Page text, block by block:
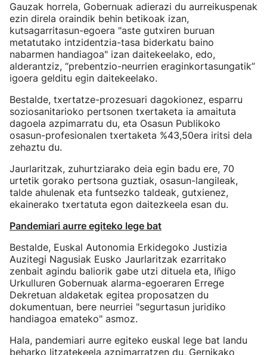
Gauzak horrela, Gobernuak adierazi du aurreikuspenak
ezin direla oraindik behin betikoak izan,
kutsagarritasun-egoera "aste gutxiren buruan
metatutako intzidentzia-tasa biderkatu baino
nabarmen handiagoa" izan daitekeelako, edo,
alderantziz, “prebentzio-neurrien eraginkortasungatik”
igoera gelditu egin daitekeelako.
Bestalde, txertatze-prozesuari dagokionez, esparru
soziosanitarioko pertsonen txertaketa ia amaituta
dagoela azpimarratu du, eta Osasun Publikoko
osasun-profesionalen txertaketa %43,50era iritsi dela
zehaztu du.
Jaurlaritzak, zuhurtziarako deia egin badu ere, 70
urtetik gorako pertsona guztiak, osasun-langileak,
talde ahulenak eta funtsezko taldeak, gutxienez,
ekainerako txertatuta egon daitezkeela esan du.
Pandemiari aurre egiteko lege bat
Bestalde, Euskal Autonomia Erkidegoko Justizia
Auzitegi Nagusiak Eusko Jaurlaritzak ezarritako
zenbait agindu baliorik gabe utzi dituela eta, Iñigo
Urkulluren Gobernuak alarma-egoeraren Errege
Dekretuan aldaketak egitea proposatzen du
dokumentuan, bere neurriei "segurtasun juridiko
handiagoa emateko" asmoz.
Hala, pandemiari aurre egiteko euskal lege bat landu
beharko litzatekeela azpimarratzen du, Gernikako